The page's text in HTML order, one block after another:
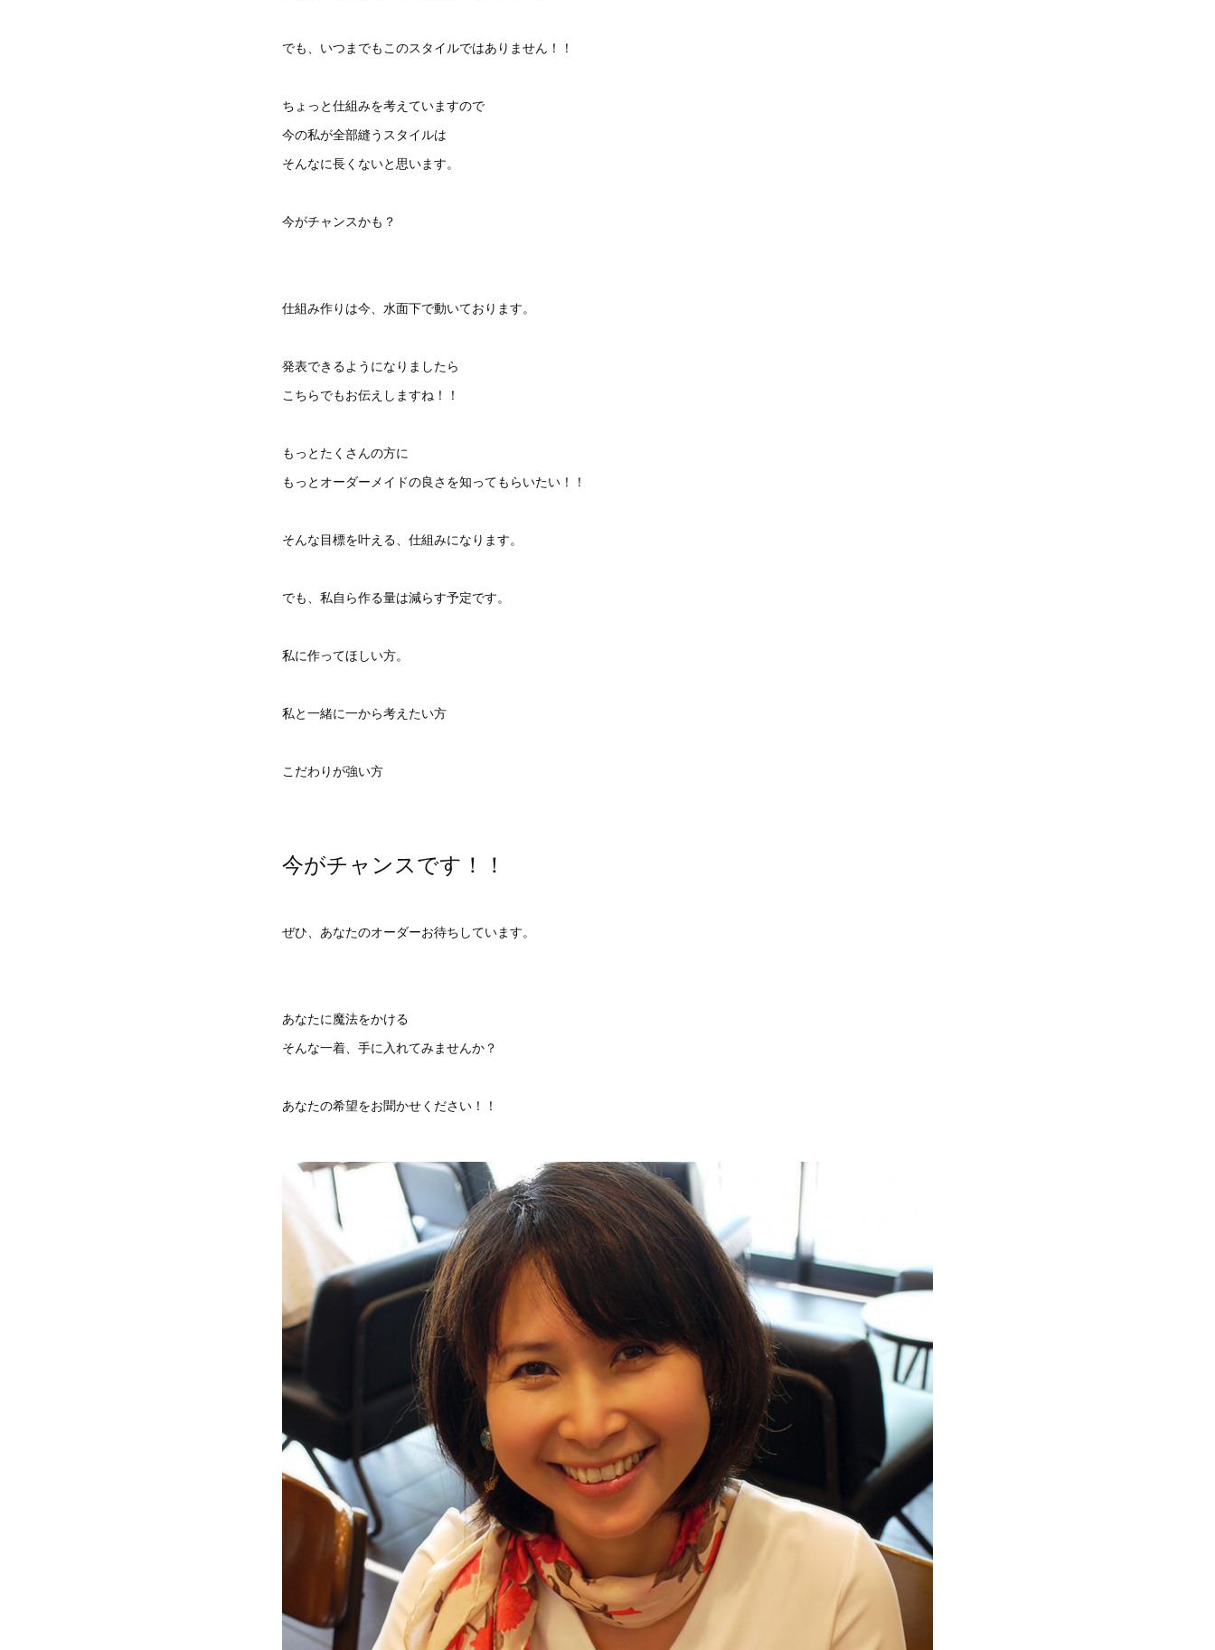
でも、いつまでもこのスタイルではありません！！
ちょっと仕組みを考えていますので
今の私が全部縫うスタイルは
そんなに長くないと思います。
今がチャンスかも？
仕組み作りは今、水面下で動いております。
発表できるようになりましたら
こちらでもお伝えしますね！！
もっとたくさんの方に
もっとオーダーメイドの良さを知ってもらいたい！！
そんな目標を叶える、仕組みになります。
でも、私自ら作る量は減らす予定です。
私に作ってほしい方。
私と一緒に一から考えたい方
こだわりが強い方
今がチャンスです！！
ぜひ、あなたのオーダーお待ちしています。
あなたに魔法をかける
そんな一着、手に入れてみませんか？
あなたの希望をお聞かせください！！